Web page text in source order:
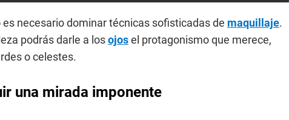
necesario dominar técnicas sofisticadas de maquillaje.
podrás darle a losojosel protagonismo que merece,
o celestes.
una mirada imponente